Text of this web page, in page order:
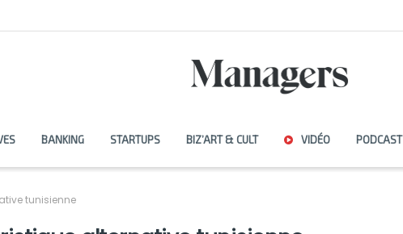
BANKING STARTUPS BIZ’ART & CULT VIDÉO PODCAST
tunisienne